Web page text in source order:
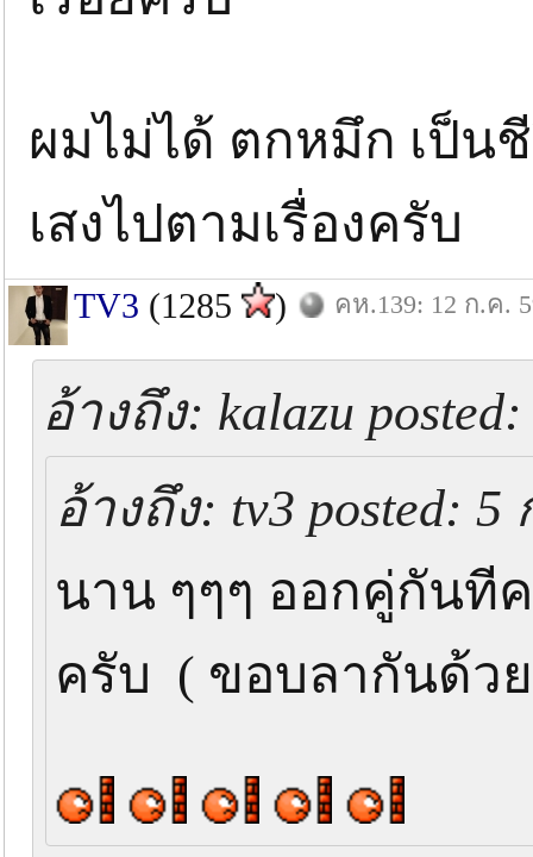
ผมไม่ได้ ตกหมึก เป็น
เสงไปตามเรื่องครับ
TV3 (1285 ) คห.139: 12 ก.ค.
อ้างถึง: kalazu
อ้างถึง: tv3 posted: 5
นาน ๆๆๆ ออกคู่กันที
ครับ ( ขอบลากันด้ว